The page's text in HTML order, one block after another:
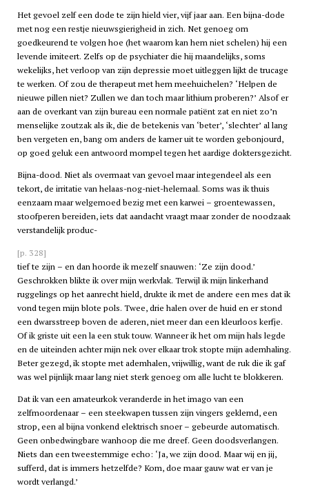
Het gevoel zelf een dode te zijn hield vier, vijf jaar aan. Een bijna-dode
met nog een restje nieuwsgierigheid in zich. Net genoeg om
goedkeurend te volgen hoe (het waarom kan hem niet schelen) hij een
levende imiteert. Zelfs op de psychiater die hij maandelijks, soms
wekelijks, het verloop van zijn depressie moet uitleggen lijkt de trucage
te werken. Of zou de therapeut met hem meehuichelen? ‘Helpen de
nieuwe pillen niet? Zullen we dan toch maar lithium proberen?’ Alsof er
aan de overkant van zijn bureau een normale patiënt zat en niet zo’n
menselijke zoutzak als ik, die de betekenis van ‘beter’, ‘slechter’ al lang
ben vergeten en, bang om anders de kamer uit te worden gebonjourd,
op goed geluk een antwoord mompel tegen het aardige doktersgezicht.
Bijna-dood. Niet als overmaat van gevoel maar integendeel als een
tekort, de irritatie van helaas-nog-niet-helemaal. Soms was ik thuis
eenzaam maar welgemoed bezig met een karwei – groentewassen,
stoofperen bereiden, iets dat aandacht vraagt maar zonder de noodzaak
verstandelijk produc-
[p. 328]
tief te zijn – en dan hoorde ik mezelf snauwen: ‘Ze zijn dood.’
Geschrokken blikte ik over mijn werkvlak. Terwijl ik mijn linkerhand
ruggelings op het aanrecht hield, drukte ik met de andere een mes dat ik
vond tegen mijn blote pols. Twee, drie halen over de huid en er stond
een dwarsstreep boven de aderen, niet meer dan een kleurloos kerfje.
Of ik griste uit een la een stuk touw. Wanneer ik het om mijn hals legde
en de uiteinden achter mijn nek over elkaar trok stopte mijn ademhaling.
Beter gezegd, ik stopte met ademhalen, vrijwillig, want de ruk die ik gaf
was wel pijnlijk maar lang niet sterk genoeg om alle lucht te blokkeren.
Dat ik van een amateurkok veranderde in het imago van een
zelfmoordenaar – een steekwapen tussen zijn vingers geklemd, een
strop, een al bijna vonkend elektrisch snoer – gebeurde automatisch.
Geen onbedwingbare wanhoop die me dreef. Geen doodsverlangen.
Niets dan een tweestemmige echo: ‘Ja, we zijn dood. Maar wij en jij,
sufferd, dat is immers hetzelfde? Kom, doe maar gauw wat er van je
wordt verlangd.’